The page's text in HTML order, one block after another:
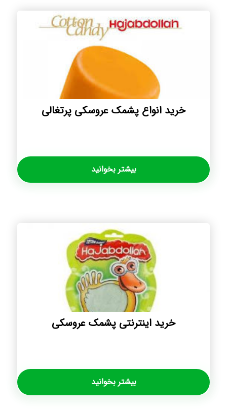
خرید انواع پشمک عروسکی پرتغالی
بیشتر بخوانید
خرید اینترنتی پشمک عروسکی
بیشتر بخوانید